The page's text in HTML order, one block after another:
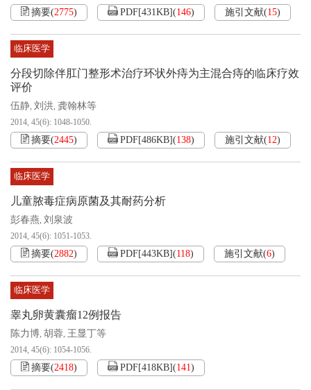
摘要(2775) PDF[431KB](146) 施引文献(15)
临床医学
分段切除伴肛门整形术治疗环状外痔为主混合痔的临床疗效
评价
伍静, 刘洪, 龚翰林等
2014, 45(6): 1048-1050.
摘要(2445) PDF[486KB](138) 施引文献(12)
临床医学
儿童脓毒症病原菌及其耐药分析
彭春燕, 刘泉波
2014, 45(6): 1051-1053.
摘要(2882) PDF[443KB](118) 施引文献(6)
临床医学
睾丸卵黄囊瘤12例报告
陈力博, 胡蓉, 王显丁等
2014, 45(6): 1054-1056.
摘要(2418) PDF[418KB](141)